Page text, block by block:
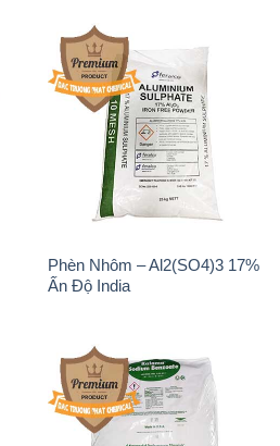
Phèn Nhôm – Al2(SO4)3 17%
Ấn Độ India